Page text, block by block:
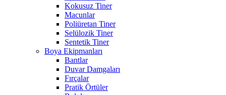
Kokusuz Tiner
Macunlar
Poliüretan Tiner
Selülozik Tiner
Sentetik Tiner
Boya Ekipmanları
Bantlar
Duvar Damgaları
Fırçalar
Pratik Örtüler